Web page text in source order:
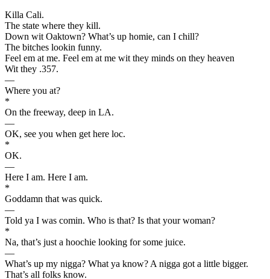
Killa Cali.
The state where they kill.
Down wit Oaktown? What’s up homie, can I chill?
The bitches lookin funny.
Feel em at me. Feel em at me wit they minds on they heaven
Wit they .357.
—
Where you at?
*
On the freeway, deep in LA.
—
OK, see you when get here loc.
*
OK.
—
Here I am. Here I am.
*
Goddamn that was quick.
—
Told ya I was comin. Who is that? Is that your woman?
*
Na, that’s just a hoochie looking for some juice.
—
What’s up my nigga? What ya know? A nigga got a little bigger.
That’s all folks know.